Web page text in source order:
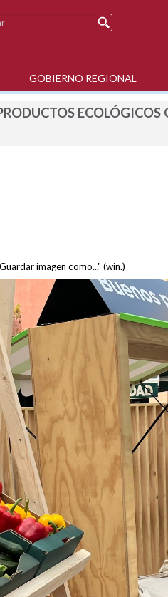
GOBIERNO REGIONAL
imagen como..." (win.)